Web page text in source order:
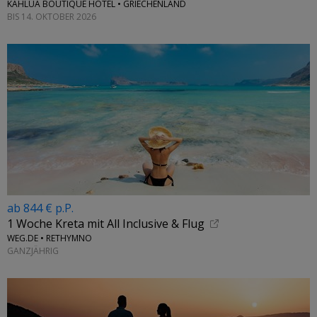
KAHLUA BOUTIQUE HOTEL • GRIECHENLAND
BIS 14. OKTOBER 2026
ab 844 € p.P.
1 Woche Kreta mit All Inclusive & Flug
WEG.DE • RETHYMNO
GANZJÄHRIG